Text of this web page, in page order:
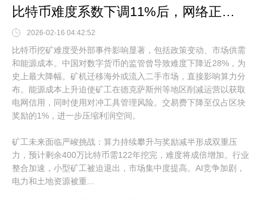
比特币难度系数下调11%后，网络正经历激进的重新校准过程。这一调整反映了算力的显著波动，促使比特币网络自动降低难度以维持每10分钟一个区块的生产节奏。难度下调后，剩余矿工的挖矿效率将提升，竞争压力减轻
2026-02-16 04:42:52
比特币挖矿难度受外部事件影响显著，包括政策变动、市场供需
和能源成本。中国对数字货币的监管曾导致难度下降近28%，为
史上最大降幅。矿机迁移海外或流入二手市场，直接影响算力分
布。能源成本上升迫使矿工在德克萨斯州等地区削减运营以获取
电网信用，同时使用对冲工具管理风险。交易费下降至仅占区块
奖励的1%，进一步压缩利润空间。
矿工未来面临严峻挑战：算力持续攀升与奖励减半形成双重压
力，预计剩余400万比特币需122年挖完，难度将成倍增加。行业
整合加速，小型矿工被迫退出，市场集中度提高。AI竞争加剧，
电力和土地资源被重...